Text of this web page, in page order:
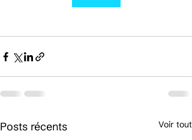
Posts récents Voir tout